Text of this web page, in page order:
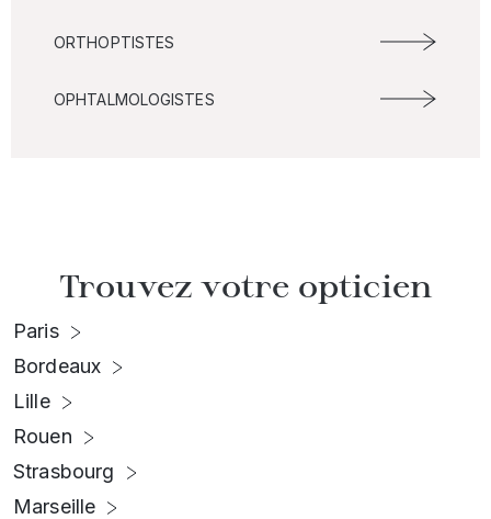
ORTHOPTISTES
OPHTALMOLOGISTES
Trouvez votre opticien
Paris
Bordeaux
Lille
Rouen
Strasbourg
Marseille